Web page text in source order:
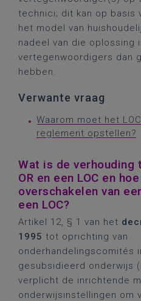
technici; dit kan op basis
het model van
nadeel van die oplossing
vertegenwoordigers dan
hebben.
Verwante vraag
Waarom moet het
reglement opstellen?
Wat is de verhouding
OR en een LOC en
overschakelen van
een LOC?
Artikel 12, § 1 van het
1995 tot oprichting van
onderhandelingscomités
gesubsidieerd onderwijs
verplicht de inrichtende
onderwijsinstellingen om